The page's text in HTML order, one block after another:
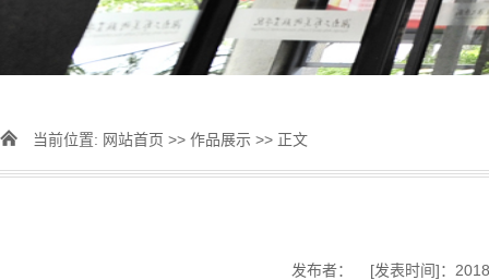
当前位置: 网站首页 >> 作品展示 >> 正文
发布者： [发表时间]：